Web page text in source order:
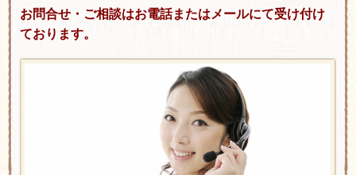
お問合せ・ご相談はお電話またはメールにて受け付け
ております。